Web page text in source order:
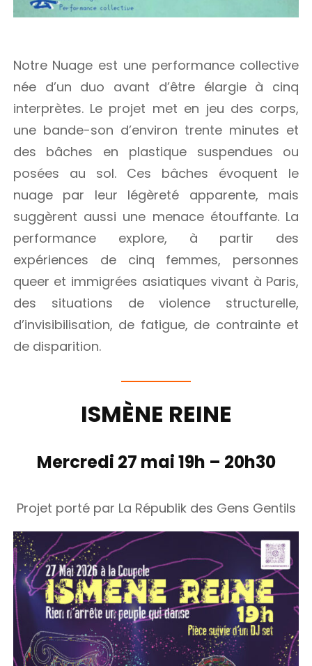
Notre Nuage est une performance collective
née d’un duo avant d’être élargie à cinq
interprètes. Le projet met en jeu des corps,
une bande-son d’environ trente minutes et
des bâches en plastique suspendues ou
posées au sol. Ces bâches évoquent le
nuage par leur légèreté apparente, mais
suggèrent aussi une menace étouffante. La
performance explore, à partir des
expériences de cinq femmes, personnes
queer et immigrées asiatiques vivant à Paris,
des situations de violence structurelle,
d’invisibilisation, de fatigue, de contrainte et
de disparition.
ISMÈNE REINE
Mercredi 27 mai 19h – 20h30
Projet porté par La Républik des Gens Gentils